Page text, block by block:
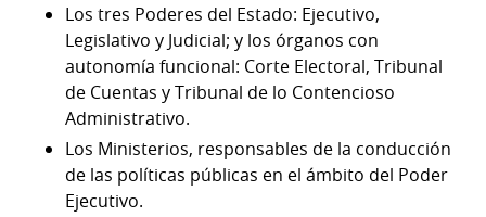
Los tres Poderes del Estado: Ejecutivo,
Legislativo y Judicial; y los órganos con
autonomía funcional: Corte Electoral, Tribunal
de Cuentas y Tribunal de lo Contencioso
Administrativo.
Los Ministerios, responsables de la conducción
de las políticas públicas en el ámbito del Poder
Ejecutivo.